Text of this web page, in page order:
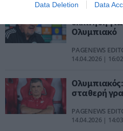
Data Deletion Data
εκκίνηση
Ολυμπιακό
PAGENEWS
14.04.2026 | 16:02
σταθερή
PAGENEWS
14.04.2026 | 14:03